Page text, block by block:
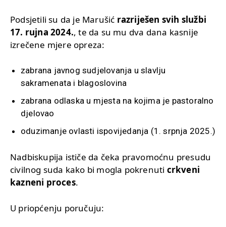
Podsjetili su da je Marušić razriješen svih službi
17. rujna 2024., te da su mu dva dana kasnije
izrečene mjere opreza:
zabrana javnog sudjelovanja u slavlju
sakramenata i blagoslovina
zabrana odlaska u mjesta na kojima je pastoralno
djelovao
oduzimanje ovlasti ispovijedanja (1. srpnja 2025.)
Nadbiskupija ističe da čeka pravomoćnu presudu
civilnog suda kako bi mogla pokrenuti crkveni
kazneni proces.
U priopćenju poručuju: